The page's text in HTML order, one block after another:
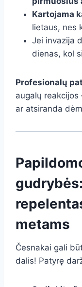
Kartojama
lietaus, nes
Jei invazija
dienas, kol
Profesionalų
augalų
ar atsiranda
metams
Česnakai gali
dalis! Patyrę